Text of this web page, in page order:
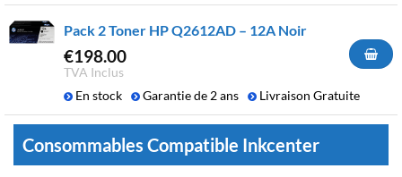
Pack 2 Toner HP Q2612AD – 12A Noir
€198.00
TVA Inclus
En stock
Garantie de 2 ans Livraison Gratuite
Consommables Compatible Inkcenter